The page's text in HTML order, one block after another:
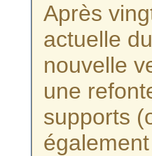
Après
actuelle
nouvelle
une
supports